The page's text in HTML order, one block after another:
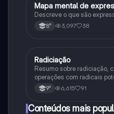
Matematica
Mapa mental de
Descreve o que são
8° 3,097 38
Matematica
Radiciação
Resumo sobre radiciação,
operações com radicais
9° 6,615 91
Conteúdos mais